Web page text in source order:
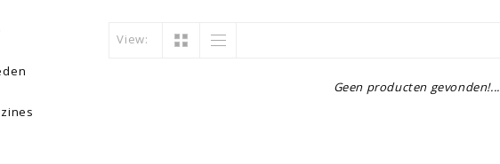
View:
Geen producten gevonden!...